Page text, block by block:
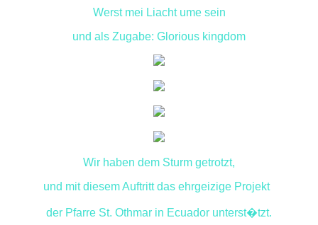
Werst mei Liacht ume sein
und als Zugabe: Glorious kingdom
Wir haben dem Sturm getrotzt,
und mit diesem Auftritt das ehrgeizige Projekt
der Pfarre St. Othmar in Ecuador unterst�tzt.